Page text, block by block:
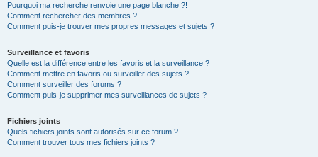
Pourquoi ma recherche renvoie une page blanche ?!
Comment rechercher des membres ?
Comment puis-je trouver mes propres messages et sujets ?
Surveillance et favoris
Quelle est la différence entre les favoris et la surveillance ?
Comment mettre en favoris ou surveiller des sujets ?
Comment surveiller des forums ?
Comment puis-je supprimer mes surveillances de sujets ?
Fichiers joints
Quels fichiers joints sont autorisés sur ce forum ?
Comment trouver tous mes fichiers joints ?